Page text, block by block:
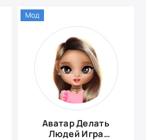
Аватар Делать
Людей Игра
Мод